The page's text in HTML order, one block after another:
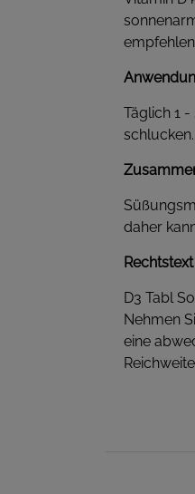
Täglich 1
daher
Rechtstext
D3 Tabl
Nehmen
eine